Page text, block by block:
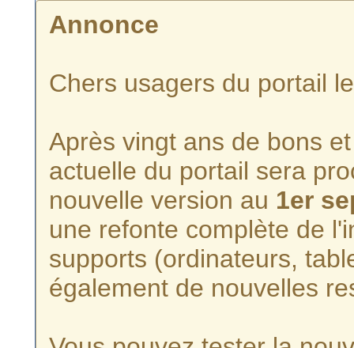
Annonce
Chers usagers du portail
Après vingt ans de bons
actuelle du portail sera
nouvelle version au 1er
une refonte complète de
supports (ordinateurs,
également de nouvelles